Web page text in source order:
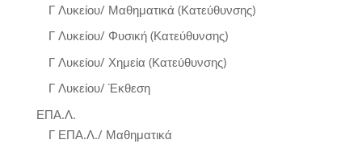
Γ Λυκείου/ Μαθηματικά (Κατεύθυνσης)
Γ Λυκείου/ Φυσική (Κατεύθυνσης)
Γ Λυκείου/ Χημεία (Κατεύθυνσης)
Γ Λυκείου/ Έκθεση
ΕΠΑ.Λ.
Γ ΕΠΑ.Λ./ Μαθηματικά